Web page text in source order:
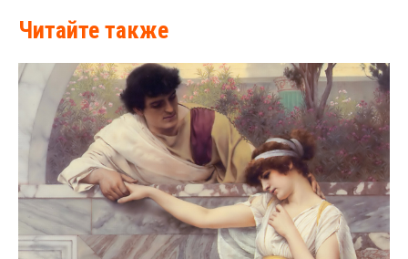
Читайте также